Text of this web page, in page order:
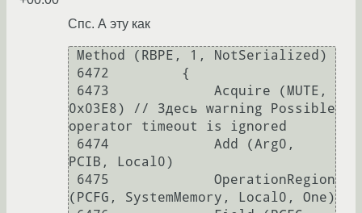
Спс. А эту как
0x03E8) // Здесь warning Possible
operator timeout is ignored
PCIB, Local0)
(PCFG, SystemMemory, Local0, One)